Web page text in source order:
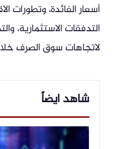
أسعار الفائدة، وتطورات
التدفقات الاستثمارية،
لاتجاهات سوق الصرف
شاهد ايضاً